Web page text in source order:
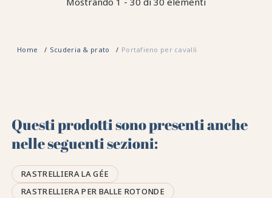
Home Scuderia & prato Portafieno per cavalli
Questi prodotti sono presenti anche
nelle seguenti sezioni:
RASTRELLIERA LA GÉE
RASTRELLIERA PER BALLE ROTONDE